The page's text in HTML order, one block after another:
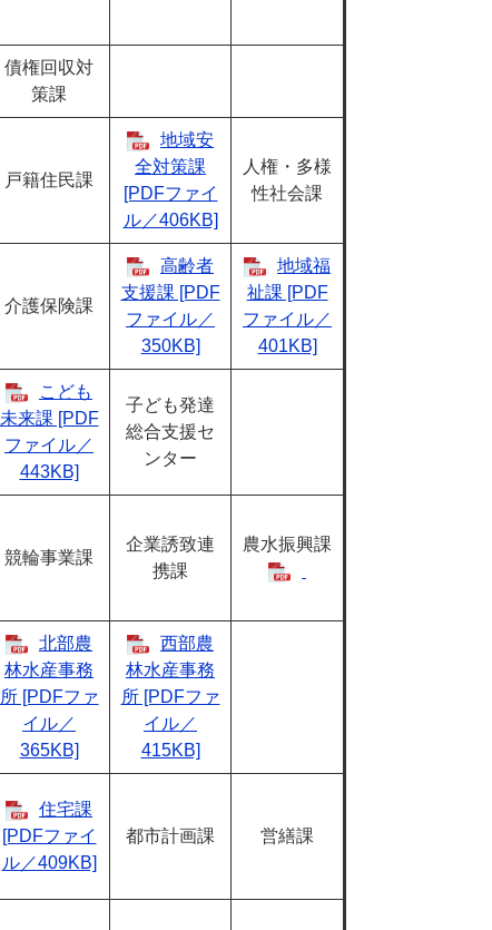
債権回収対
策課
戸籍住民課
地域安
全対策課
[PDFファイ
ル／406KB]
人権・多様
性社会課
介護保険課
高齢者
支援課 [PDF
ファイル／
350KB]
地域福
祉課 [PDF
ファイル／
401KB]
こども
未来課 [PDF
ファイル／
443KB]
子ども発達
総合支援セ
ンター
競輪事業課
企業誘致連
携課
農水振興課
北部農
林水産事務
所 [PDFファ
イル／
365KB]
西部農
林水産事務
所 [PDFファ
イル／
415KB]
住宅課
[PDFファイ
ル／409KB]
都市計画課 営繕課